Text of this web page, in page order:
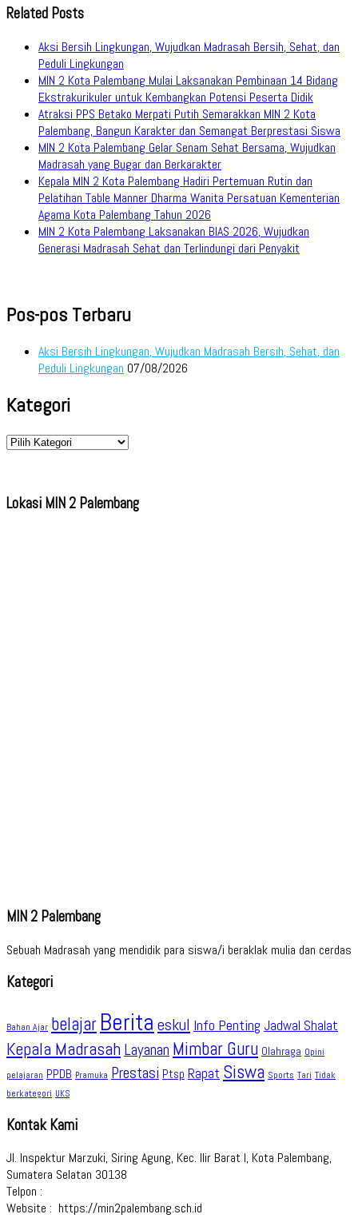
Related Posts
Aksi Bersih Lingkungan, Wujudkan Madrasah Bersih, Sehat, dan
Peduli Lingkungan
MIN 2 Kota Palembang Mulai Laksanakan Pembinaan 14 Bidang
Ekstrakurikuler untuk Kembangkan Potensi Peserta Didik
Atraksi PPS Betako Merpati Putih Semarakkan MIN 2 Kota
Palembang, Bangun Karakter dan Semangat Berprestasi Siswa
MIN 2 Kota Palembang Gelar Senam Sehat Bersama, Wujudkan
Madrasah yang Bugar dan Berkarakter
Kepala MIN 2 Kota Palembang Hadiri Pertemuan Rutin dan
Pelatihan Table Manner Dharma Wanita Persatuan Kementerian
Agama Kota Palembang Tahun 2026
MIN 2 Kota Palembang Laksanakan BIAS 2026, Wujudkan
Generasi Madrasah Sehat dan Terlindungi dari Penyakit
Pos-pos Terbaru
Aksi Bersih Lingkungan, Wujudkan Madrasah Bersih, Sehat, dan
Peduli Lingkungan 07/08/2026
Kategori
Kategori
Lokasi MIN 2 Palembang
MIN 2 Palembang
Sebuah Madrasah yang mendidik para siswa/i beraklak mulia dan cerdas
Kategori
Bahan Ajar belajar Berita eskul Info Penting Jadwal Shalat
Kepala Madrasah Layanan Mimbar Guru Olahraga Opini
pelajaran PPDB Pramuka Prestasi Ptsp Rapat Siswa Sports Tari Tidak
berkategori UKS
Kontak Kami
Jl. Inspektur Marzuki, Siring Agung, Kec. Ilir Barat I, Kota Palembang,
Sumatera Selatan 30138
Telpon :
Website : https://min2palembang.sch.id